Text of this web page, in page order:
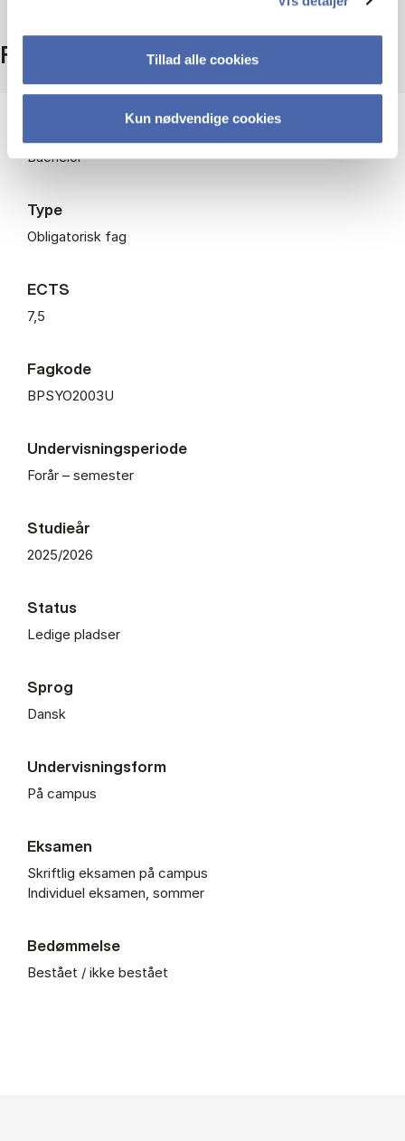
Tillad alle cookies
Kun nødvendige cookies
Fakta
Bachelor
Type
Obligatorisk fag
ECTS
7,5
Fagkode
BPSYO2003U
Undervisningsperiode
Forår – semester
Studieår
2025/2026
Status
Ledige pladser
Sprog
Dansk
Undervisningsform
På campus
Eksamen
Skriftlig eksamen på campus
Individuel eksamen, sommer
Bedømmelse
Bestået / ikke bestået